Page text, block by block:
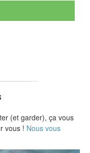
(et garder), ça vous
vous ! Nous vous